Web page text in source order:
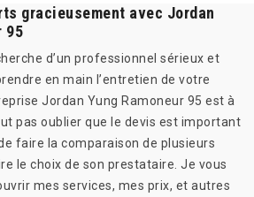
gracieusement avec Jordan
95
d’un professionnel sérieux et
en main l’entretien de votre
Jordan Yung Ramoneur 95 est à
pas oublier que le devis est important
faire la comparaison de plusieurs
le choix de son prestataire. Je vous
mes services, mes prix, et autres